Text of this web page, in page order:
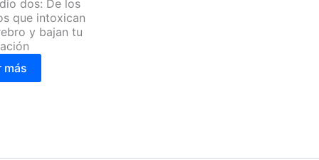
dos: De los
que intoxican
y bajan tu
más